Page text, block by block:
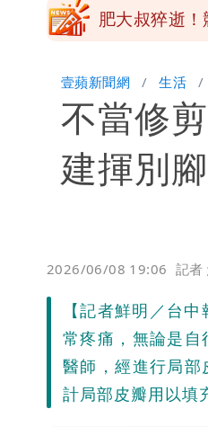
肥大叔猝逝
「民間買到
批綠藉慈濟
「小英男孩
白海豚進逼
壹蘋新聞網 生活
不當修
建揮別
2026/06/08 19:06 記者
【記者鮮明／台
常疼痛，無論是
醫師，經進行局
計局部皮瓣用以填